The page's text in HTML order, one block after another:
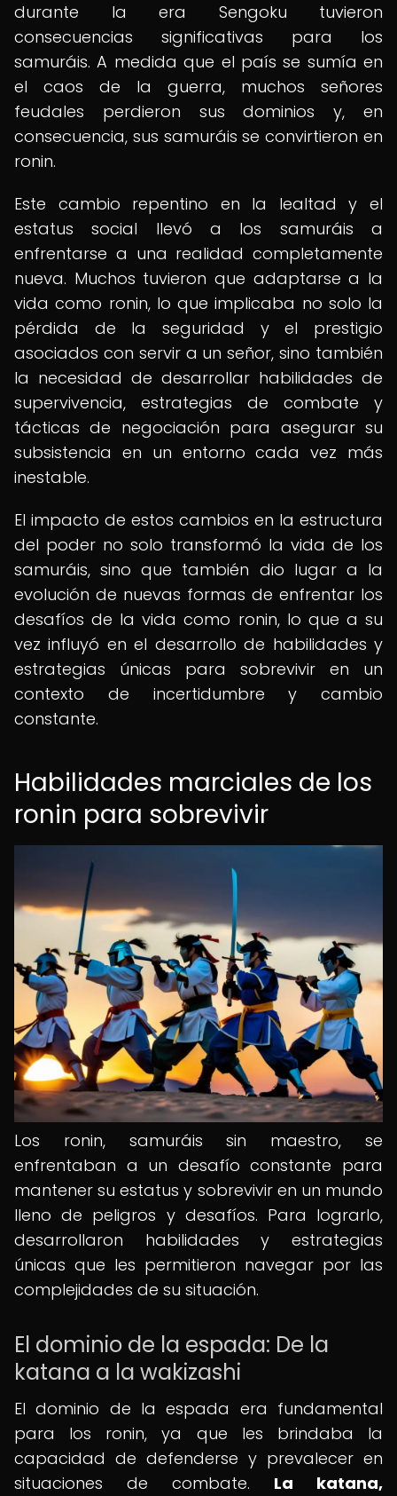
durante la era Sengoku tuvieron
consecuencias significativas para los
samuráis. A medida que el país se sumía en
el caos de la guerra, muchos señores
feudales perdieron sus dominios y, en
consecuencia, sus samuráis se convirtieron en
ronin.
Este cambio repentino en la lealtad y el
estatus social llevó a los samuráis a
enfrentarse a una realidad completamente
nueva. Muchos tuvieron que adaptarse a la
vida como ronin, lo que implicaba no solo la
pérdida de la seguridad y el prestigio
asociados con servir a un señor, sino también
la necesidad de desarrollar habilidades de
supervivencia, estrategias de combate y
tácticas de negociación para asegurar su
subsistencia en un entorno cada vez más
inestable.
El impacto de estos cambios en la estructura
del poder no solo transformó la vida de los
samuráis, sino que también dio lugar a la
evolución de nuevas formas de enfrentar los
desafíos de la vida como ronin, lo que a su
vez influyó en el desarrollo de habilidades y
estrategias únicas para sobrevivir en un
contexto de incertidumbre y cambio
constante.
Habilidades marciales de los
ronin para sobrevivir
Los ronin, samuráis sin maestro, se
enfrentaban a un desafío constante para
mantener su estatus y sobrevivir en un mundo
lleno de peligros y desafíos. Para lograrlo,
desarrollaron habilidades y estrategias
únicas que les permitieron navegar por las
complejidades de su situación.
El dominio de la espada: De la
katana a la wakizashi
El dominio de la espada era fundamental
para los ronin, ya que les brindaba la
capacidad de defenderse y prevalecer en
situaciones de combate. La katana,